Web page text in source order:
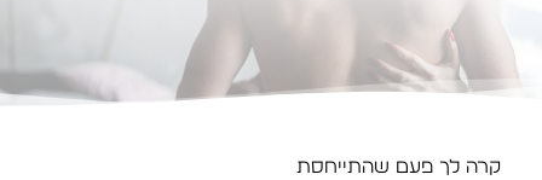
קרה לך פעם שהתייחסת